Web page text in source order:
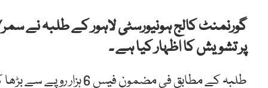
گورنمنٹ کالج ہونیورسٹی لاہور کے طلبہ نے
پر تشویش کا اظہار کیا ہے ۔